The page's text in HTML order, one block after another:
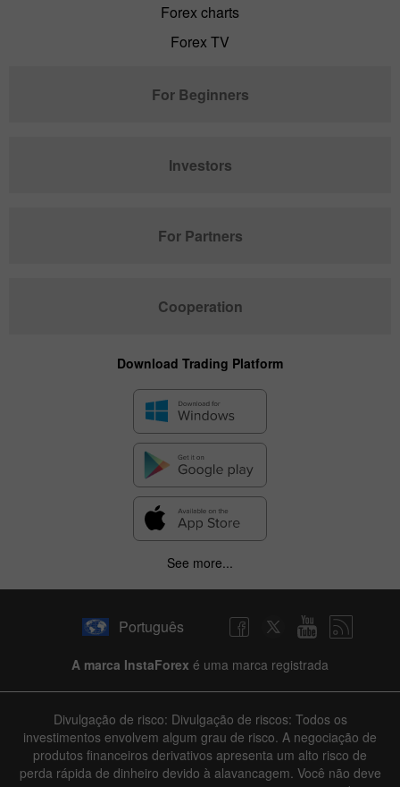
Forex charts
Forex TV
For Beginners
Investors
For Partners
Cooperation
Download Trading Platform
See more...
Português
A marca InstaForex é uma marca registrada
Divulgação de risco: Divulgação de riscos: Todos os
investimentos envolvem algum grau de risco. A negociação de
produtos financeiros derivativos apresenta um alto risco de
perda rápida de dinheiro devido à alavancagem. Você não deve